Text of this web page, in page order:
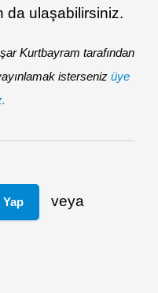
da ulaşabilirsiniz.
Kurtbayram tarafından
isterseniz üye
veya